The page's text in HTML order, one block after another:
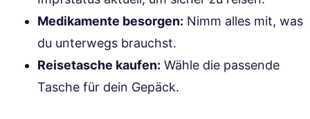
Medikamente besorgen: Nimm alles mit, was
du unterwegs brauchst.
Reisetasche kaufen: Wähle die passende
Tasche für dein Gepäck.